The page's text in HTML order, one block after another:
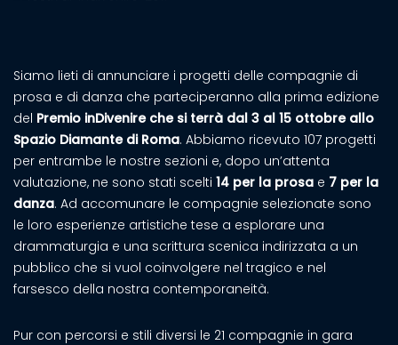
Siamo lieti di annunciare i progetti delle compagnie di
prosa e di danza che parteciperanno alla prima edizione
del Premio inDivenire che si terrà dal 3 al 15 ottobre allo
Spazio Diamante di Roma. Abbiamo ricevuto 107 progetti
per entrambe le nostre sezioni e, dopo un’attenta
valutazione, ne sono stati scelti 14 per la prosa e 7 per la
danza. Ad accomunare le compagnie selezionate sono
le loro esperienze artistiche tese a esplorare una
drammaturgia e una scrittura scenica indirizzata a un
pubblico che si vuol coinvolgere nel tragico e nel
farsesco della nostra contemporaneità.
Pur con percorsi e stili diversi le 21 compagnie in gara